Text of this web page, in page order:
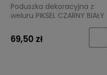
Poduszka dekoracyjna z
weluru PIKSEL CZARNY BIAŁY
69,50 zł